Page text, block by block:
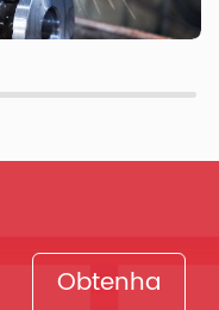
Obtenha